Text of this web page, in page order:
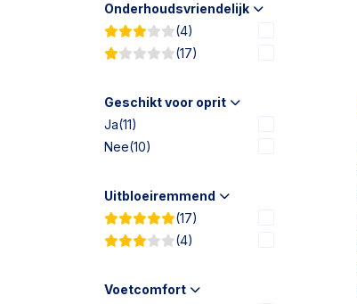
Onderhoudsvriendelijk
(4)
(17)
Geschikt voor oprit
Ja(11)
Nee(10)
Uitbloeiremmend
(17)
(4)
Voetcomfort